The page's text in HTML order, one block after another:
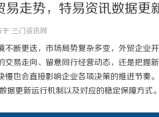
易走势，特易资讯数据更
三门资讯网
不断更迭，市场局势复杂多变，外贸企业
交易走向、留意同行经营动态，还是把握
慢也会直接影响企业各项决策的推进节奏
据更新运行机制以及对应的稳定保障方式